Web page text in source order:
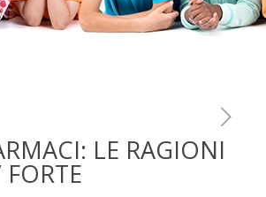
LE RAGIONI
FORTE